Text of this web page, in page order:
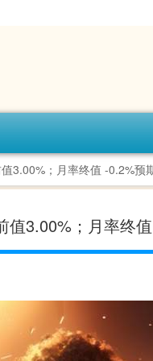
3.00%；月率终值 -0.2%预
3.00%；月率终